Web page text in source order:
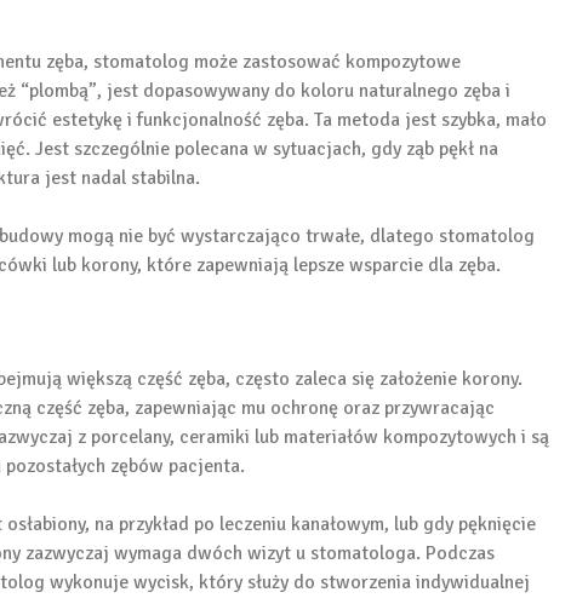
zęba, stomatolog może zastosować kompozytowe
“plombą”, jest dopasowywany do koloru naturalnego zęba i
estetykę i funkcjonalność zęba. Ta metoda jest szybka, mało
Jest szczególnie polecana w sytuacjach, gdy ząb pękł na
jest nadal stabilna.
mogą nie być wystarczająco trwałe, dlatego stomatolog
lub korony, które zapewniają lepsze wsparcie dla zęba.
większą część zęba, często zaleca się założenie korony.
część zęba, zapewniając mu ochronę oraz przywracając
z porcelany, ceramiki lub materiałów kompozytowych i są
zębów pacjenta.
na przykład po leczeniu kanałowym, lub gdy pęknięcie
zazwyczaj wymaga dwóch wizyt u stomatologa. Podczas
wykonuje wycisk, który służy do stworzenia indywidualnej